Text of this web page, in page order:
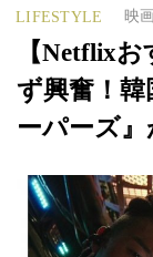
LIFESTYLE 映画
【Netflix
ず興奮！韓
ーパーズ